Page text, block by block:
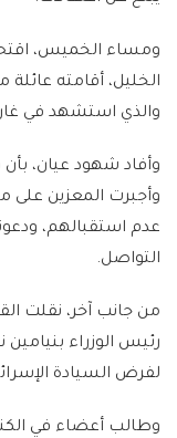
ومساء الخميس،
الخليل، أقامته عائلة
والذي استشهد في
وأفاد شهود عيان،
وأجبرت المعزين على
عدم استقبالهم،
التواصل.
رئيس الوزراء بنيامين
لفرض السيادة
وطالب أعضاء في